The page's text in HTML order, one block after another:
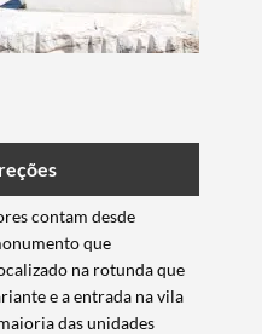
contam desde
que
na rotunda que
e a entrada na vila
das unidades